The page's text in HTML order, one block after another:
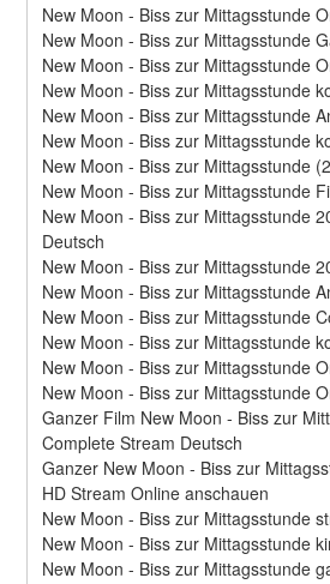
New Moon - Biss zur Mittagsstunde
New Moon - Biss zur Mittagsstunde
New Moon - Biss zur Mittagsstunde
New Moon - Biss zur Mittagsstunde
New Moon - Biss zur Mittagsstunde
New Moon - Biss zur Mittagsstunde
New Moon - Biss zur Mittagsstunde
New Moon - Biss zur Mittagsstunde
New Moon - Biss zur Mittagsstunde
Deutsch
New Moon - Biss zur Mittagsstunde
New Moon - Biss zur Mittagsstunde
New Moon - Biss zur Mittagsstunde
New Moon - Biss zur Mittagsstunde
New Moon - Biss zur Mittagsstunde
New Moon - Biss zur Mittagsstunde
Ganzer Film New Moon - Biss zur
Complete Stream Deutsch
Ganzer New Moon - Biss zur
HD Stream Online anschauen
New Moon - Biss zur Mittagsstunde
New Moon - Biss zur Mittagsstunde
New Moon - Biss zur Mittagsstunde